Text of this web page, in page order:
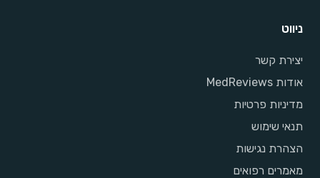
ניווט
יצירת קשר
אודות MedReviews
מדיניות פרטיות
תנאי שימוש
הצהרת נגישות
מאמרים רפואים